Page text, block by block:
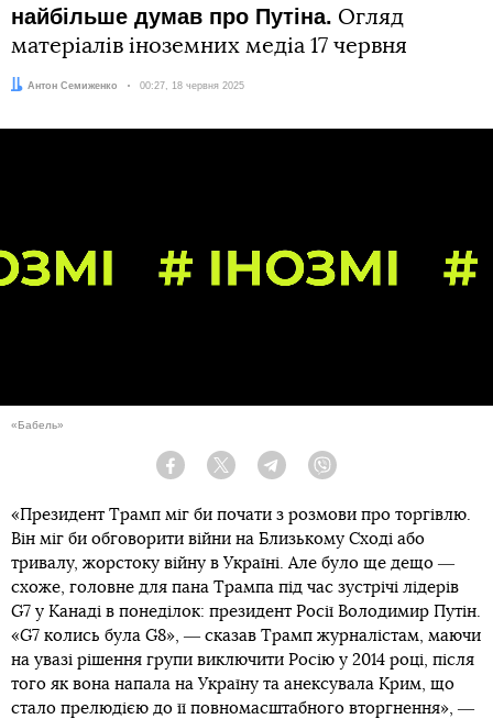
найбільше думав про Путіна. Огляд
матеріалів іноземних медіа 17 червня
Автор:
Антон Семиженко Дата:
00:27, 18 червня 2025
«Бабель»
Facebook Twitter Telegram
«Президент Трамп міг би почати з розмови про торгівлю.
Він міг би обговорити війни на Близькому Сході або
тривалу, жорстоку війну в Україні. Але було ще дещо ―
схоже, головне для пана Трампа під час зустрічі лідерів
G7 у Канаді в понеділок: президент Росії Володимир Путін.
«G7 колись була G8», ― сказав Трамп журналістам, маючи
на увазі рішення групи виключити Росію у 2014 році, після
того як вона напала на Україну та анексувала Крим, що
стало прелюдією до її повномасштабного вторгнення», ―